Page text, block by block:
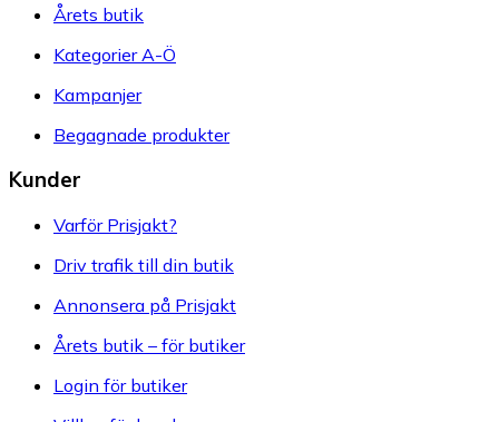
Årets butik
Kategorier A-Ö
Kampanjer
Begagnade produkter
Kunder
Varför Prisjakt?
Driv trafik till din butik
Annonsera på Prisjakt
Årets butik – för butiker
Login för butiker